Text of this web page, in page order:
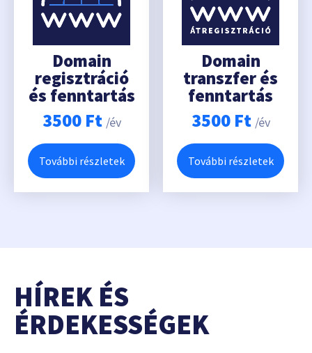
Domain
regisztráció
és fenntartás
3500 Ft /év
További részletek
Domain
transzfer és
fenntartás
3500 Ft /év
További részletek
HÍREK ÉS
ÉRDEKESSÉGEK